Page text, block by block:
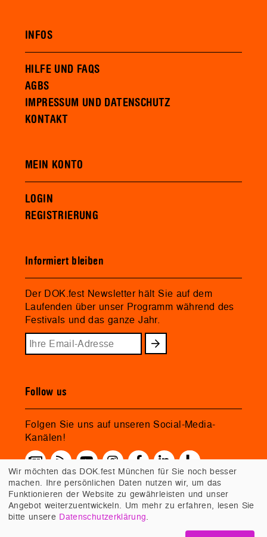
INFOS
HILFE UND FAQS
AGBS
IMPRESSUM UND DATENSCHUTZ
KONTAKT
MEIN KONTO
LOGIN
REGISTRIERUNG
Informiert bleiben
Der DOK.fest Newsletter hält Sie auf dem
Laufenden über unser Programm während des
Festivals und das ganze Jahr.
Follow us
Folgen Sie uns auf unseren Social-Media-
Kanälen!
Wir möchten das DOK.fest München für Sie noch besser
machen. Ihre persönlichen Daten nutzen wir, um das
Funktionieren der Website zu gewährleisten und unser
Angebot weiterzuentwickeln. Um mehr zu erfahren, lesen Sie
bitte unsere Datenschutzerklärung.